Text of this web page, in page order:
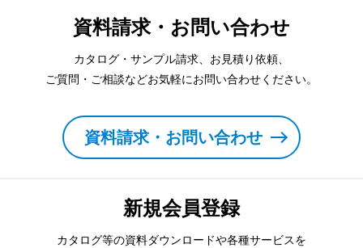
資料請求・お問い合わせ
カタログ・サンプル請求、お見積り依頼、
ご質問・ご相談などお気軽にお問い合わせください。
資料請求・お問い合わせ
新規会員登録
カタログ等の資料ダウンロードや各種サービスを